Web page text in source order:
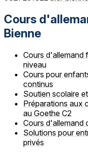
Cours
Bienne
Cours d'allemand
niveau
Cours pour
continus
Soutien scolaire
Préparations aux
au Goethe C2
Cours d'allemand
Solutions pour
privés